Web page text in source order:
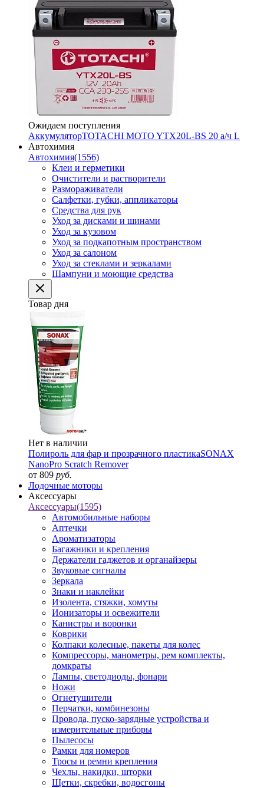
Ожидаем поступления
АккумуляторTOTACHI MOTO YTX20L-BS 20 а/ч L
Автохимия
Автохимия(1556)
Клеи и герметики
Очистители и растворители
Размораживатели
Салфетки, губки, аппликаторы
Средства для рук
Уход за дисками и шинами
Уход за кузовом
Уход за подкапотным пространством
Уход за салоном
Уход за стеклами и зеркалами
Шампуни и моющие средства
Товар дня
Нет в наличии
Полироль для фар и прозрачного пластикаSONAX
NanoPro Scratch Remover
от 809 руб.
Лодочные моторы
Аксессуары
Аксессуары(1595)
Автомобильные наборы
Аптечки
Ароматизаторы
Багажники и крепления
Держатели гаджетов и органайзеры
Звуковые сигналы
Зеркала
Знаки и наклейки
Изолента, стяжки, хомуты
Ионизаторы и освежители
Канистры и воронки
Коврики
Колпаки колесные, пакеты для колес
Компрессоры, манометры, рем комплекты,
домкраты
Лампы, светодиоды, фонари
Ножи
Огнетушители
Перчатки, комбинезоны
Провода, пуско-зарядные устройства и
измерительные приборы
Пылесосы
Рамки для номеров
Тросы и ремни крепления
Чехлы, накидки, шторки
Щетки, скребки, водосгоны